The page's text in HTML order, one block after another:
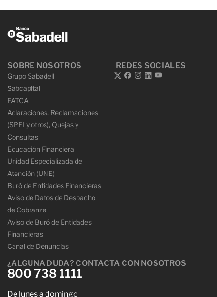
SOBRE NOSOTROS
Grupo Sabadell
Sabcapital
FATCA
Aclaraciones, Reclamaciones
(SPEI y otros), Quejas y
Consultas
Educación Financiera
Unidad Especializada de
Atención (UNE)
Buró de Entidades Financieras
Aviso de Datos de Despacho
de Cobranza
Aviso de Buró de Entidades
Financieras
Canal de Denuncias
REDES SOCIALES
¿ALGUNA DUDA? CONTACTA CON NOSOTROS
800 738 1111
De lunes a domingo